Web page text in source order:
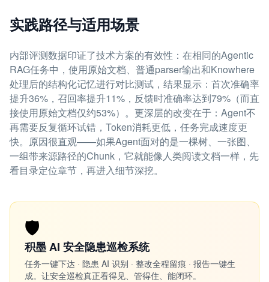
实践路径与适用场景
内部评测数据印证了技术方案的有效性：在相同的Agentic
RAG任务中，使用原始文档、普通parser输出和Knowhere
处理后的结构化记忆进行对比测试，结果显示：首次准确率
提升36%，召回率提升11%，反馈时准确率达到79%（而直
接使用原始文档仅约53%）。更深层的改变在于：Agent不
再需要反复循环试错，Token消耗更低，任务完成速度更
快。原因很直观——如果Agent面对的是一棵树、一张图、
一组带来源路径的Chunk，它就能像人类阅读文档一样，先
看目录定位章节，再进入细节深挖。
🛡️
积墨 AI 安全隐患巡检系统
任务一键下达 · 隐患 AI 识别 · 整改全程留痕 · 报告一键生
成。让安全巡检真正看得见、管得住、能闭环。